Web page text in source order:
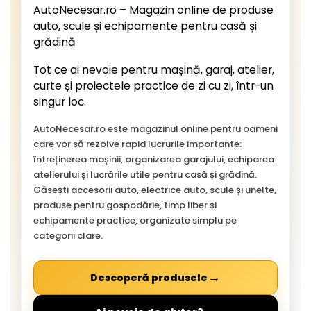
AutoNecesar.ro – Magazin online de produse
auto, scule și echipamente pentru casă și
grădină
Tot ce ai nevoie pentru mașină, garaj, atelier,
curte și proiectele practice de zi cu zi, într-un
singur loc.
AutoNecesar.ro este magazinul online pentru oameni
care vor să rezolve rapid lucrurile importante:
întreținerea mașinii, organizarea garajului, echiparea
atelierului și lucrările utile pentru casă și grădină.
Găsești accesorii auto, electrice auto, scule și unelte,
produse pentru gospodărie, timp liber și
echipamente practice, organizate simplu pe
categorii clare.
Descoperă produsele →